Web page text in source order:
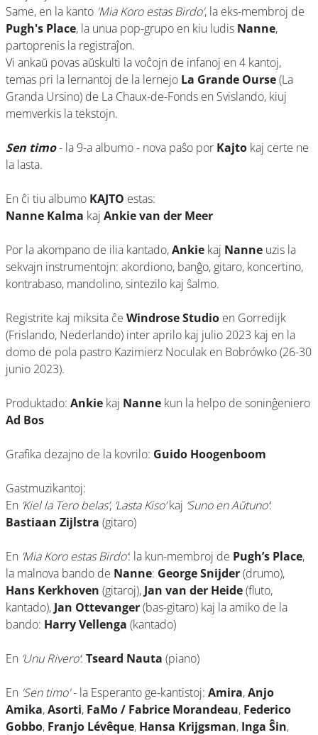
Same, en la kanto 'Mia Koro estas Birdo', la eks-membroj de
Pugh's Place, la unua pop-grupo en kiu ludis Nanne,
partoprenis la registraĵon.
Vi ankaŭ povas aŭskulti la voĉojn de infanoj en 4 kantoj,
temas pri la lernantoj de la lernejo La Grande Ourse(La
Granda Ursino) de La Chaux-de-Fonds en Svislando, kiuj
memverkis la tekstojn.
Sen timo- la 9-a albumo - nova paŝo por Kajto kaj certe ne
la lasta.
En ĉi tiu albumo KAJTO estas:
Nanne Kalma kaj Ankie van der Meer
Por la akompano de ilia kantado,Ankie kaj Nanne uzis la
sekvajn instrumentojn: akordiono, banĝo, gitaro, koncertino,
kontrabaso, mandolino, sintezilo kaj ŝalmo.
Registrite kaj miksita ĉe Windrose Studio en Gorredijk
(Frislando, Nederlando) inter aprilo kaj julio 2023 kaj en la
domo de pola pastro Kazimierz Noculak en Bobrówko (26-30
junio 2023).
Produktado: Ankie kaj Nanne kun la helpo de soninĝeniero
Ad Bos
Grafika dezajno de la kovrilo: Guido Hoogenboom
Gastmuzikantoj:
En ‘Kiel la Tero belas’, ‘Lasta Kiso’kaj ‘Suno en Aŭtuno’:
Bastiaan Zijlstra (gitaro)
En ‘Mia Koro estas Birdo’: la kun-membroj de Pugh’s Place,
la malnova bando de Nanne: George Snijder(drumo),
Hans Kerkhoven (gitaroj), Jan van der Heide(fluto,
kantado), Jan Ottevanger(bas-gitaro) kaj la amiko de la
bando: Harry Vellenga (kantado)
En ‘Unu Rivero’: Tseard Nauta (piano)
En 'Sen timo'- la Esperanto ge-kantistoj: Amira,Anjo
Amika,Asorti, FaMo / Fabrice Morandeau, Federico
Gobbo, Franjo Lévêque, Hansa Krijgsman, Inga Ŝin,